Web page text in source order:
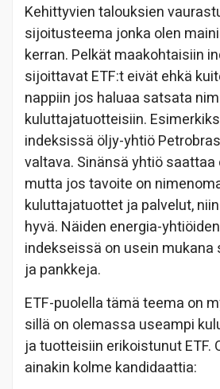
Kehittyvien talouksien
sijoitusteema jonka olen
kerran. Pelkät maakohtaisiin
sijoittavat ETF:t eivät ehkä
nappiin jos haluaa satsata
kuluttajatuotteisiin.
indeksissä öljy-yhtiö
valtava. Sinänsä yhtiö saattaa
mutta jos tavoite on
kuluttajatuottet ja palvelut,
hyvä. Näiden energia-
indekseissä on usein
ja pankkeja.
ETF-puolella tämä teema on
sillä on olemassa useampi
ja tuotteisiin erikoistunut ETF.
ainakin kolme kandidaattia: